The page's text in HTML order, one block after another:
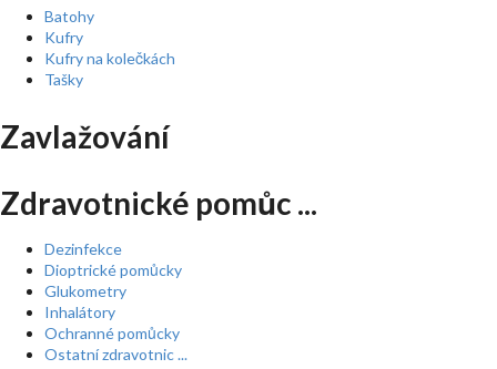
Batohy
Kufry
Kufry na kolečkách
Tašky
Zavlažování
Zdravotnické pomůc ...
Dezinfekce
Dioptrické pomůcky
Glukometry
Inhalátory
Ochranné pomůcky
Ostatní zdravotnic ...